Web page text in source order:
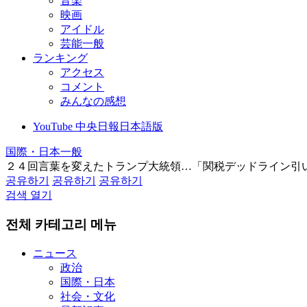
映画
アイドル
芸能一般
ランキング
アクセス
コメント
みんなの感想
YouTube 中央日報日本語版
国際・日本一般
２４回言葉を変えたトランプ大統領…「関税デッドライン引
공유하기
공유하기
공유하기
검색 열기
전체 카테고리 메뉴
ニュース
政治
国際・日本
社会・文化